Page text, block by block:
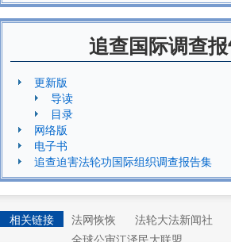
追查国际调查
更新版
导读
目录
网络版
电子书
追查迫害法轮功国际组织调查报告集
相关链接 法网恢恢 法轮大法新闻社
全球公审江泽民大联盟